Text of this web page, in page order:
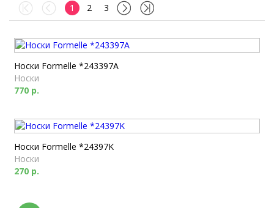
1 2 3
Носки Formelle *243397A
Носки
770 р.
Носки Formelle *24397K
Носки
270 р.